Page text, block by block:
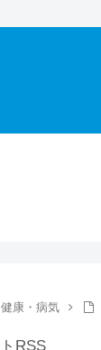
健康・病気
RSS